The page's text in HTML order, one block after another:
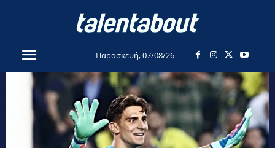
Παρασκευή, 07/08/26